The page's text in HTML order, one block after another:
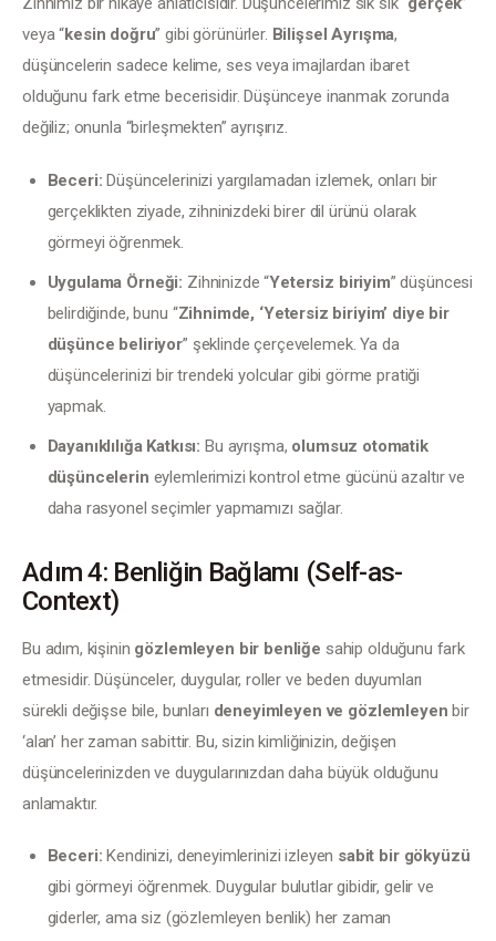
veya “kesin doğru” gibi görünürler. Bilişsel Ayrışma,
düşüncelerin sadece kelime, ses veya imajlardan ibaret
olduğunu fark etme becerisidir. Düşünceye inanmak zorunda
değiliz; onunla “birleşmekten” ayrışırız.
Beceri: Düşüncelerinizi yargılamadan izlemek, onları bir
gerçeklikten ziyade, zihninizdeki birer dil ürünü olarak
görmeyi öğrenmek.
Uygulama Örneği: Zihninizde “Yetersiz biriyim” düşüncesi
belirdiğinde, bunu “Zihnimde, ‘Yetersiz biriyim’ diye bir
düşünce beliriyor” şeklinde çerçevelemek. Ya da
düşüncelerinizi bir trendeki yolcular gibi görme pratiği
yapmak.
Dayanıklılığa Katkısı: Bu ayrışma, olumsuz otomatik
düşüncelerin eylemlerimizi kontrol etme gücünü azaltır ve
daha rasyonel seçimler yapmamızı sağlar.
Adım 4: Benliğin Bağlamı (Self-as-
Context)
Bu adım, kişinin gözlemleyen bir benliğe sahip olduğunu fark
etmesidir. Düşünceler, duygular, roller ve beden duyumları
sürekli değişse bile, bunları deneyimleyen ve gözlemleyen bir
‘alan’ her zaman sabittir. Bu, sizin kimliğinizin, değişen
düşüncelerinizden ve duygularınızdan daha büyük olduğunu
anlamaktır.
Beceri: Kendinizi, deneyimlerinizi izleyen sabit bir gökyüzü
gibi görmeyi öğrenmek. Duygular bulutlar gibidir, gelir ve
giderler, ama siz (gözlemleyen benlik) her zaman